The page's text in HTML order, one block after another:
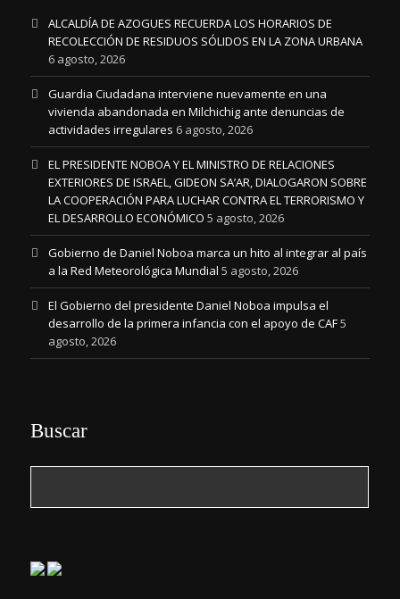
ALCALDÍA DE AZOGUES RECUERDA LOS HORARIOS DE
RECOLECCIÓN DE RESIDUOS SÓLIDOS EN LA ZONA URBANA
6 agosto, 2026
Guardia Ciudadana interviene nuevamente en una
vivienda abandonada en Milchichig ante denuncias de
actividades irregulares 6 agosto, 2026
EL PRESIDENTE NOBOA Y EL MINISTRO DE RELACIONES
EXTERIORES DE ISRAEL, GIDEON SA’AR, DIALOGARON SOBRE
LA COOPERACIÓN PARA LUCHAR CONTRA EL TERRORISMO Y
EL DESARROLLO ECONÓMICO 5 agosto, 2026
Gobierno de Daniel Noboa marca un hito al integrar al país
a la Red Meteorológica Mundial 5 agosto, 2026
El Gobierno del presidente Daniel Noboa impulsa el
desarrollo de la primera infancia con el apoyo de CAF5
agosto, 2026
Buscar